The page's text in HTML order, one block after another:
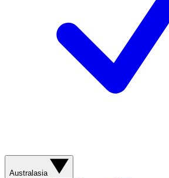
Australasia